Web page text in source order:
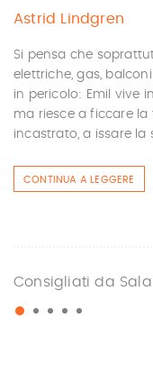
Astrid Lindgren
Si pensa che
elettriche, gas,
in pericolo: Emil vive
ma riesce a ficcare
incastrato, a issare la
CONTINUA A LEGGERE
Consigliati da